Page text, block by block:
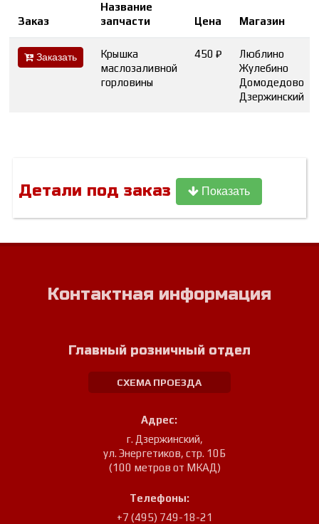
Заказ
Название
запчасти
Цена Магазин
Заказать
Крышка
маслозаливной
горловины
450 ₽
Люблино
Жулебино
Домодедово
Дзержинский
Детали под заказ Показать
Контактная информация
Главный розничный отдел
СХЕМА ПРОЕЗДА
Адрес:
г. Дзержинский,
ул. Энергетиков, стр. 10Б
(100 метров от МКАД)
Телефоны:
+7 (495) 749-18-21